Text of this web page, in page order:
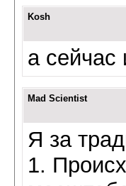
Kosh
а сейчас
Mad Scientist
Я за
1.